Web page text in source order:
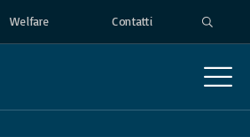
Welfare Contatti